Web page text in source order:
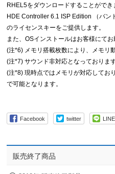
RHEL5をダウンロードすることができ
HDE Controller 6.1 ISP Edition （バ
のライセンスキーをご提供します。
また、OSインストールはお客様
(注*6) メモリ搭載枚数により、メモリ
(注*7) サウンド非対応となっております
(注*8) 現時点ではメモリが対応してお
で可能となります。
Facebook twitter LINE
販売終了商品